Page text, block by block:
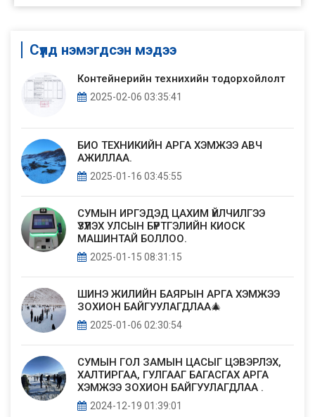
Сүүлд нэмэгдсэн мэдээ
Контейнерийн технихийн тодорхойлолт
2025-02-06 03:35:41
БИО ТЕХНИКИЙН АРГА ХЭМЖЭЭ АВЧ
АЖИЛЛАА.
2025-01-16 03:45:55
СУМЫН ИРГЭДЭД ЦАХИМ ҮЙЛЧИЛГЭЭ
ҮЗҮҮЛЭХ УЛСЫН БҮРТГЭЛИЙН КИОСК
МАШИНТАЙ БОЛЛОО.
2025-01-15 08:31:15
ШИНЭ ЖИЛИЙН БАЯРЫН АРГА ХЭМЖЭЭ
ЗОХИОН БАЙГУУЛАГДЛАА🎄
2025-01-06 02:30:54
СУМЫН ГОЛ ЗАМЫН ЦАСЫГ ЦЭВЭРЛЭХ,
ХАЛТИРГАА, ГУЛГААГ БАГАСГАХ АРГА
ХЭМЖЭЭ ЗОХИОН БАЙГУУЛАГДЛАА .
2024-12-19 01:39:01